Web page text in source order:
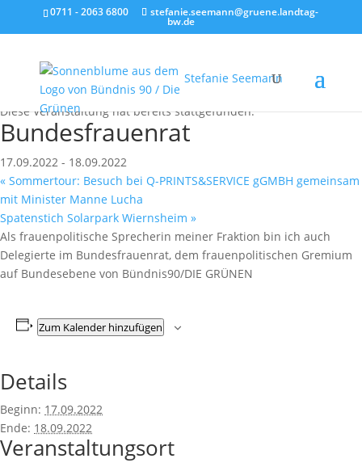
0711 - 2063 6800 stefanie.seemann@gruene.landtag-
bw.de
Stefanie Seemann
« Alle Veranstaltungen
Diese Veranstaltung hat bereits stattgefunden.
Bundesfrauenrat
17.09.2022 - 18.09.2022
« Sommertour: Besuch bei Q-PRINTS&SERVICE gGMBH gemeinsam
mit Minister Manne Lucha
Spatenstich Solarpark Wiernsheim »
Als frauenpolitische Sprecherin meiner Fraktion bin ich auch
Delegierte im Bundesfrauenrat, dem frauenpolitischen Gremium
auf Bundesebene von Bündnis90/DIE GRÜNEN
Zum Kalender hinzufügen
Details
Beginn: 17.09.2022
Ende: 18.09.2022
Veranstaltungsort